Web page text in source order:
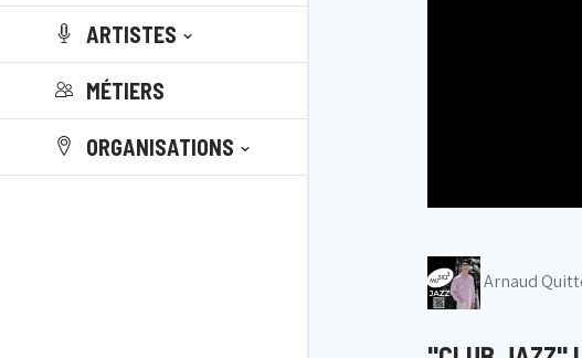
ARTISTES
MÉTIERS
ORGANISATIONS
Arnaud